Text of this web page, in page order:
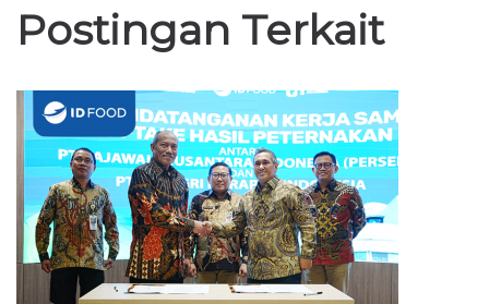
Postingan Terkait